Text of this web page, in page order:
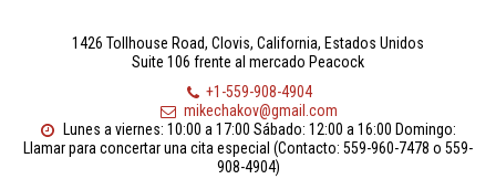
1426 Tollhouse Road, Clovis, California, Estados Unidos
Suite 106 frente al mercado Peacock
+1-559-908-4904
mikechakov@gmail.com
Lunes a viernes: 10:00 a 17:00 Sábado: 12:00 a 16:00 Domingo:
Llamar para concertar una cita especial (Contacto: 559-960-7478 o 559-
908-4904)